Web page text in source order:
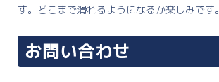
す。どこまで滑れるようになるか楽しみです。
お問い合わせ